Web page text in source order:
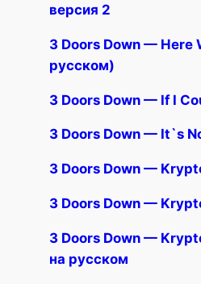
версия 2
3 Doors Down — Here
русском)
3 Doors Down — If I
3 Doors Down — It`s
3 Doors Down —
3 Doors Down —
3 Doors Down —
на русском